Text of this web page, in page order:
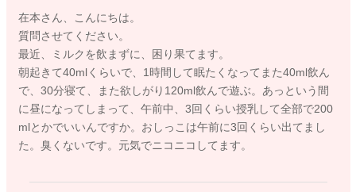
在本さん、こんにちは。
質問させてください。
最近、ミルクを飲まずに、困り果てます。
朝起きて40mlくらいで、1時間して眠たくなってまた40ml飲ん
で、30分寝て、また欲しがり120ml飲んで遊ぶ。あっという間
に昼になってしまって、午前中、3回くらい授乳して全部で200
mlとかでいいんですか。おしっこは午前に3回くらい出てまし
た。臭くないです。元気でニコニコしてます。